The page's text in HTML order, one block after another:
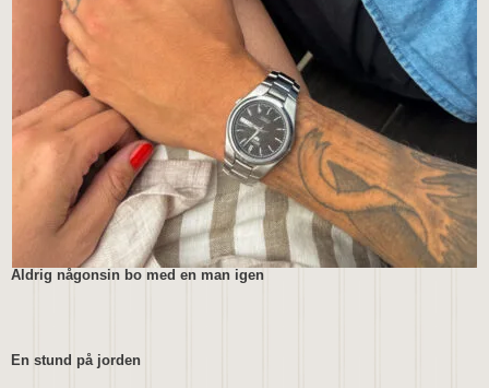
Aldrig någonsin bo med en man igen
En stund på jorden